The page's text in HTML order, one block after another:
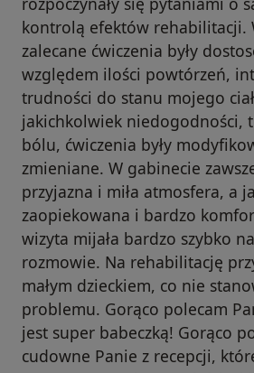
kontrolą efektów rehabilitacji.
zalecane ćwiczenia były
względem ilości powtórzeń,
trudności do stanu mojego
jakichkolwiek niedogodności,
bólu, ćwiczenia były
zmieniane. W gabinecie
przyjazna i miła atmosfera, a
zaopiekowana i bardzo
wizyta mijała bardzo szybko
rozmowie. Na rehabilitację
małym dzieckiem, co nie
problemu. Gorąco polecam
jest super babeczką! Gorąco
cudowne Panie z recepcji,